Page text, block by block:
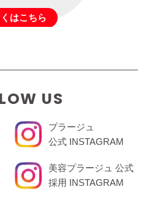
はこちら
US
プラージュ
公式 INSTAGRAM
美容プラージュ 公式
採用 INSTAGRAM